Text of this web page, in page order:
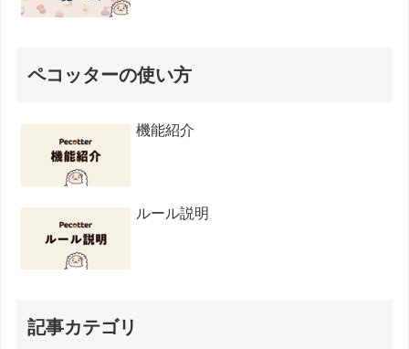
ペコッターの使い方
機能紹介
ルール説明
記事カテゴリ